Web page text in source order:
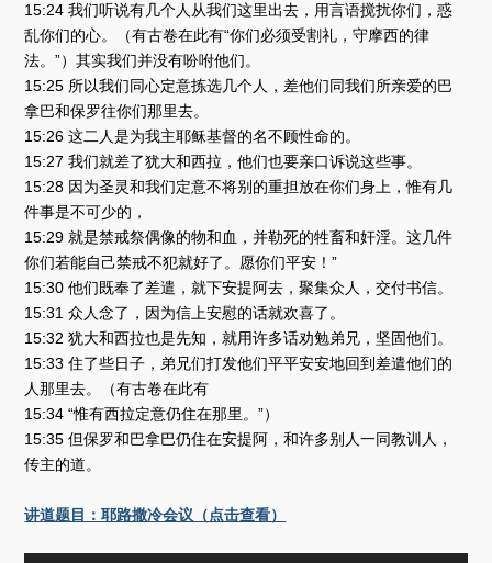
15:24 我们听说有几个人从我们这里出去，用言语搅扰你们，惑
乱你们的心。（有古卷在此有“你们必须受割礼，守摩西的律
法。”）其实我们并没有吩咐他们。
15:25 所以我们同心定意拣选几个人，差他们同我们所亲爱的巴
拿巴和保罗往你们那里去。
15:26 这二人是为我主耶稣基督的名不顾性命的。
15:27 我们就差了犹大和西拉，他们也要亲口诉说这些事。
15:28 因为圣灵和我们定意不将别的重担放在你们身上，惟有几
件事是不可少的，
15:29 就是禁戒祭偶像的物和血，并勒死的牲畜和奸淫。这几件
你们若能自己禁戒不犯就好了。愿你们平安！”
15:30 他们既奉了差遣，就下安提阿去，聚集众人，交付书信。
15:31 众人念了，因为信上安慰的话就欢喜了。
15:32 犹大和西拉也是先知，就用许多话劝勉弟兄，坚固他们。
15:33 住了些日子，弟兄们打发他们平平安安地回到差遣他们的
人那里去。（有古卷在此有
15:34 “惟有西拉定意仍住在那里。”）
15:35 但保罗和巴拿巴仍住在安提阿，和许多别人一同教训人，
传主的道。
讲道题目：耶路撒冷会议（点击查看）